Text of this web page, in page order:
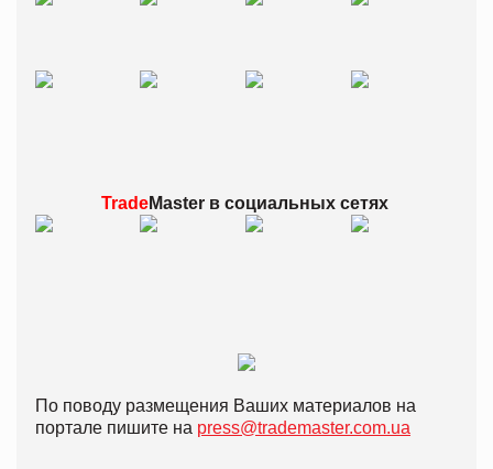
TradeMaster всоциальных сетях
По поводу размещения Ваших материалов на
портале пишите на press@trademaster.com.ua